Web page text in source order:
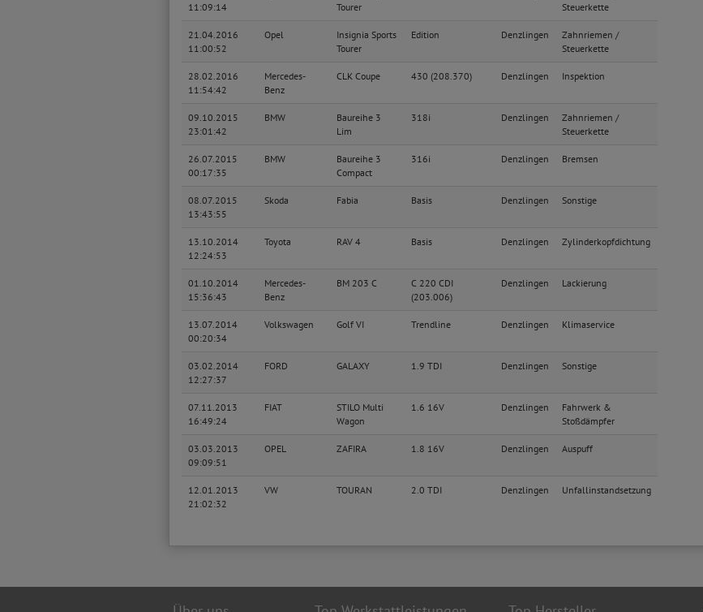
11:09:14
Tourer
Steuerkette
21.04.2016
11:00:52
Opel
Insignia Sports
Tourer
Edition Denzlingen
Zahnriemen /
Steuerkette
28.02.2016
11:54:42
Mercedes-
Benz
CLK Coupe 430 (208.370) Denzlingen Inspektion
09.10.2015
23:01:42
BMW
Baureihe 3
Lim
318i Denzlingen
Zahnriemen /
Steuerkette
26.07.2015
00:17:35
BMW
Baureihe 3
Compact
316i Denzlingen Bremsen
08.07.2015
13:43:55
Skoda Fabia Basis Denzlingen Sonstige
13.10.2014
12:24:53
Toyota RAV 4 Basis Denzlingen Zylinderkopfdichtung
01.10.2014
15:36:43
Mercedes-
Benz
BM 203 C
C 220 CDI
(203.006)
Denzlingen Lackierung
13.07.2014
00:20:34
Volkswagen Golf VI Trendline Denzlingen Klimaservice
03.02.2014
12:27:37
FORD GALAXY 1.9 TDI Denzlingen Sonstige
07.11.2013
16:49:24
FIAT
STILO Multi
Wagon
1.6 16V Denzlingen
Fahrwerk &
Stoßdämpfer
03.03.2013
09:09:51
OPEL ZAFIRA 1.8 16V Denzlingen Auspuff
12.01.2013
21:02:32
VW TOURAN 2.0 TDI Denzlingen Unfallinstandsetzung